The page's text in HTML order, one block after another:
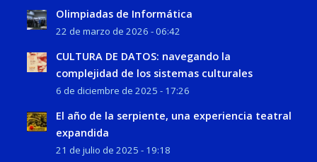
Olimpiadas de Informática
22 de marzo de 2026 - 06:42
CULTURA DE DATOS: navegando la
complejidad de los sistemas culturales
6 de diciembre de 2025 - 17:26
El año de la serpiente, una experiencia teatral
expandida
21 de julio de 2025 - 19:18